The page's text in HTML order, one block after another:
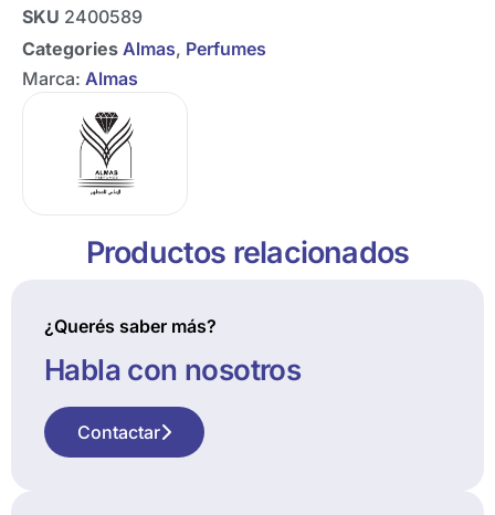
SKU 2400589
Categories Almas, Perfumes
Marca: Almas
Productos relacionados
¿Querés saber más?
Habla con nosotros
Contactar